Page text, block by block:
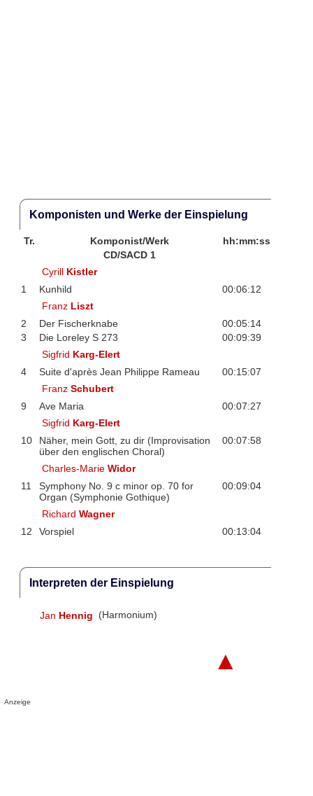
Komponisten und Werke der Einspielung
Tr. Komponist/Werk
hh:mm:ss
CD/SACD 1
Cyrill Kistler
1
Kunhild
00:06:12
Franz Liszt
2
Der Fischerknabe
00:05:14
3
Die Loreley S 273
00:09:39
Sigfrid Karg-Elert
4
Suite d'après Jean Philippe Rameau
00:15:07
FranzSchubert
9
Ave Maria
00:07:27
Sigfrid Karg-Elert
10
Näher, mein Gott, zu dir (Improvisation
über den englischen Choral)
00:07:58
Charles-MarieWidor
11
Symphony No. 9 c minor op. 70 for
Organ (Symphonie Gothique)
00:09:04
RichardWagner
12
Vorspiel 00:13:04
Interpreten der Einspielung
Jan Hennig (Harmonium)
▲
Anzeige